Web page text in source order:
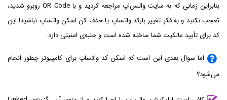
بنابراین زمانی که به سایت واتس‌اپ مراجعه کردید و با QR Code روبرو شدید،
تعجب نکنید و به فکر تغییر بارکد واتساپ یا حذف کن اسکن واتساپ نباشید! این
کد برای تأیید مالکیت شما ساخته شده است و جنبه‌ی امنیتی دارد.
اما سوال بعدی این است که اسکن کد واتساپ برای کامپیوتر چطور انجام
می‌شود؟